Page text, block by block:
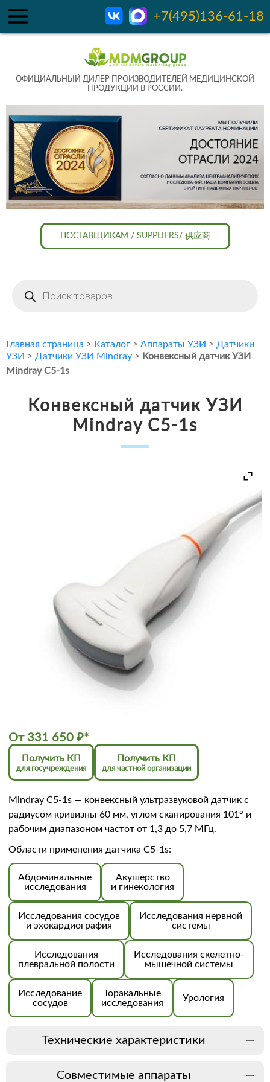
+7(495)136-61-18
ОФИЦИАЛЬНЫЙ ДИЛЕР ПРОИЗВОДИТЕЛЕЙ МЕДИЦИНСКОЙ
ПРОДУКЦИИ В РОССИИ.
ПОСТАВЩИКАМ / SUPPLIERS/ 供应商
товаров
Главная страница > Каталог > Аппараты УЗИ > Датчики
УЗИ > Датчики УЗИ Mindray > Конвексный датчик УЗИ
Mindray C5-1s
Конвексный датчик УЗИ
Mindray C5-1s
От 331 650 ₽*
Получить КП
для госучреждения
Получить КП
для частной организации
Mindray C5-1s — конвексный ультразвуковой датчик с
радиусом кривизны 60 мм, углом сканирования 101° и
рабочим диапазоном частот от 1,3 до 5,7 МГц.
Области применения датчика C5-1s:
Абдоминальные
исследования
Акушерство
и гинекология
Исследования сосудов
и эхокардиография
Исследования нервной
системы
Исследования
плевральной полости
Исследования скелетно-
мышечной системы
Исследование
сосудов
Торакальные
исследования
Урология
Технические характеристики
Совместимые аппараты